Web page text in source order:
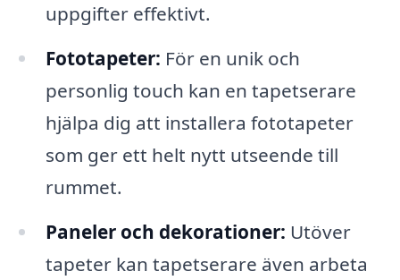
uppgifter effektivt.
Fototapeter: För en unik och
personlig touch kan en tapetserare
hjälpa dig att installera fototapeter
som ger ett helt nytt utseende till
rummet.
Paneler och dekorationer: Utöver
tapeter kan tapetserare även arbeta